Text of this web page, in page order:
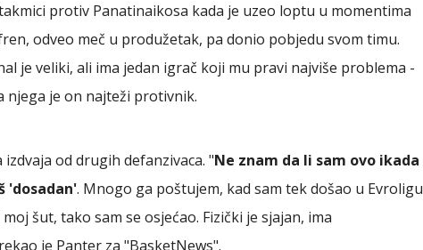
protiv Panatinaikosa kada je uzeo loptu u momentima
odveo meč u produžetak, pa donio pobjedu svom timu.
je veliki, ali ima jedan igrač koji mu pravi najviše problema -
njega je on najteži protivnik.
od drugih defanzivaca. "Ne znam da li sam ovo ikada
'dosadan'. Mnogo ga poštujem, kad sam tek došao u Evroligu
šut, tako sam se osjećao. Fizički je sjajan, ima
je Panter za "BasketNews".